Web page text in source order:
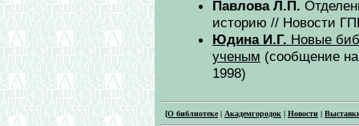
Павлова Л.П.
историю // Новости
Юдина И.Г. Новые
ученым (сообщение
1998)
[О библиотеке| Академгородок | Новости |